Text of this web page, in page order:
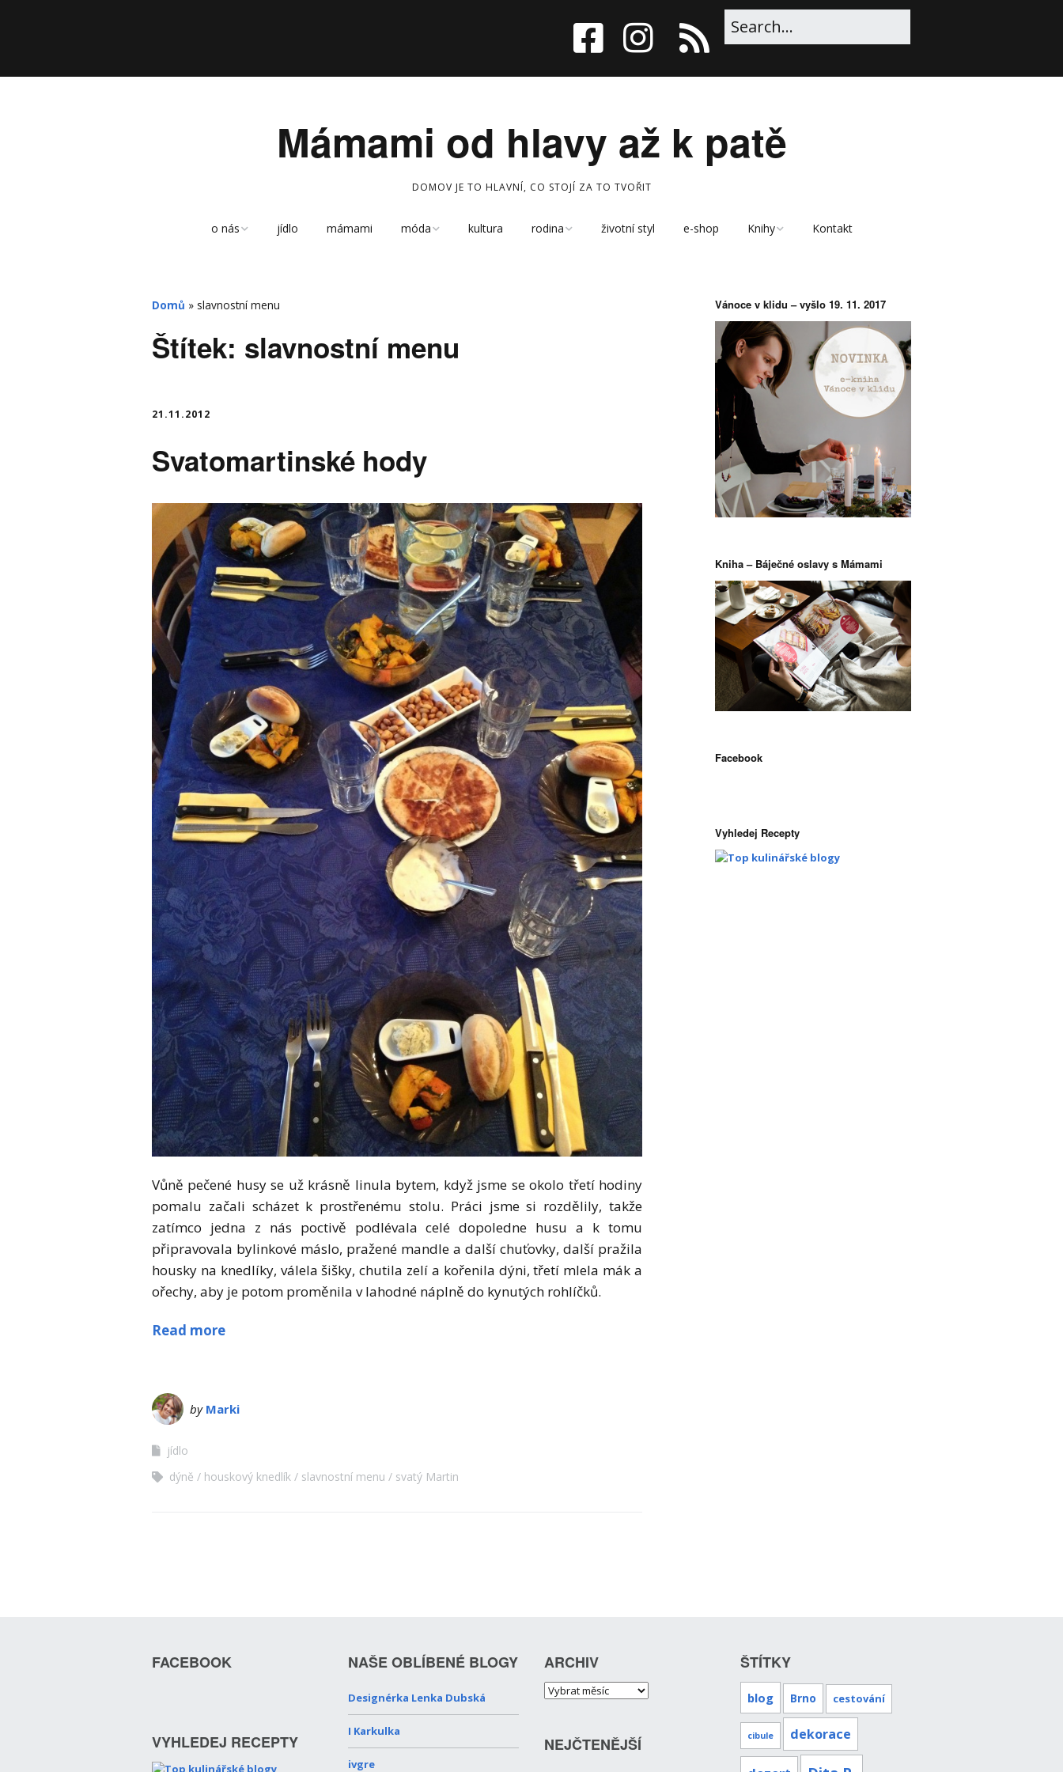
Mámami od hlavy až k patě
DOMOV JE TO HLAVNÍ, CO STOJÍ ZA TO TVOŘIT
o nás
archiv
jídlo mámami móda kultura rodina životní styl e-shop Knihy
Vánoce v klidu a
recenze
Kontakt
Domů » slavnostní menu
Štítek: slavnostní menu
21.11.2012
Svatomartinské hody
Vůně pečené husy se už krásně linula bytem, když jsme se okolo třetí hodiny
pomalu začali scházet k prostřenému stolu. Práci jsme si rozdělily, takže
zatímco jedna z nás poctivě podlévala celé dopoledne husu a k tomu
připravovala bylinkové máslo, pražené mandle a další chuťovky, další pražila
housky na knedlíky, válela šišky, chutila zelí a kořenila dýni, třetí mlela mák a
ořechy, aby je potom proměnila v lahodné náplně do kynutých rohlíčků.
Read more
by Marki
jídlo
dýně
houskový knedlík slavnostní menu svatý Martin
Vánoce v klidu – vyšlo 19. 11. 2017
Kniha – Báječné oslavy s Mámami
Facebook
Vyhledej Recepty
FACEBOOK
VYHLEDEJ RECEPTY
NAŠE OBLÍBENÉ BLOGY
Designérka Lenka Dubská
I Karkulka
ivgre
ARCHIV
NEJČTENĚJŠÍ
ŠTÍTKY
blog Brno cestování
cibule dekorace